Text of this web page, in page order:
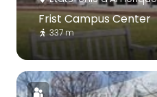
Frist Campus Center
337 m